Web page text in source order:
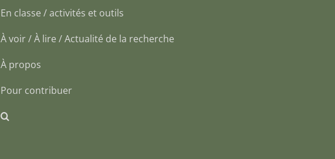
En classe / activités et outils
À voir / À lire / Actualité de la recherche
À propos
Pour contribuer